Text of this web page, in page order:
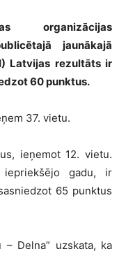
organizācijas
jaunākajā
Latvijas rezultāts ir
60 punktus.
37. vietu.
ieņemot 12. vietu.
gadu, ir
65 punktus
Delna” uzskata, ka